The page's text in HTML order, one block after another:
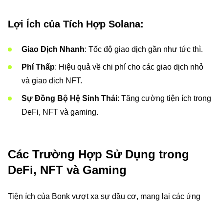
Lợi Ích của Tích Hợp Solana:
Giao Dịch Nhanh: Tốc độ giao dịch gần như tức thì.
Phí Thấp: Hiệu quả về chi phí cho các giao dịch nhỏ
và giao dịch NFT.
Sự Đồng Bộ Hệ Sinh Thái: Tăng cường tiện ích trong
DeFi, NFT và gaming.
Các Trường Hợp Sử Dụng trong
DeFi, NFT và Gaming
Tiện ích của Bonk vượt xa sự đầu cơ, mang lại các ứng